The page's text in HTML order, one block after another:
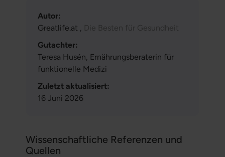
Autor:
Greatlife.at , Die Besten für Gesundheit
Gutachter:
Teresa Husén, Ernährungsberaterin für
funktionelle Medizi
Zuletzt aktualisiert:
16 Juni 2026
Wissenschaftliche Referenzen und
Quellen